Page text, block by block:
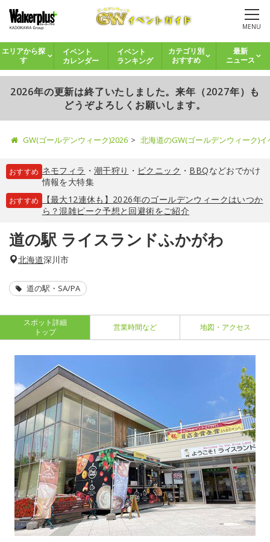
MENU
エリアから探
す
イベント
カレンダー
イベント
ランキング
カテゴリ別
おすすめ
最新
ニュース
2026年の更新は終了いたしました。来年（2027年）も
どうぞよろしくお願いします。
GW(ゴールデンウィーク)2026 北海道のGW(ゴールデンウィーク)
おすすめ ネモフィラ ・ 潮干狩り ・ ピクニック ・ BBQなどおでかけ
情報を大特集
おすすめ
【最大12連休も】2026年のゴールデンウィークはいつか
ら？混雑ピーク予想と回避術をご紹介
道の駅 ライスランドふかがわ
北海道深川市
道の駅・SA/PA
スポット詳細
トップ
営業時間など 地図・アクセス